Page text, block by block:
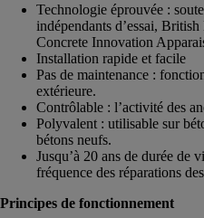
Technologie éprouvée :
indépendants d’essai,
Concrete Innovation
Installation rapide et facile
Pas de maintenance :
extérieure.
Contrôlable : l’activité des
Polyvalent : utilisable sur
bétons neufs.
Jusqu’à 20 ans de durée de
fréquence des réparations
Principes de fonctionnement